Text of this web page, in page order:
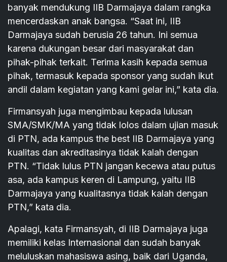
banyak mendukung IIB Darmajaya dalam rangka
mencerdaskan anak bangsa. “Saat ini, IIB
Darmajaya sudah berusia 26 tahun. Ini semua
karena dukungan besar dari masyarakat dan
pihak-pihak terkait. Terima kasih kepada semua
pihak, termasuk kepada sponsor yang sudah ikut
andil dalam kegiatan yang kami gelar ini,” kata dia.
Firmansyah juga mengimbau kepada lulusan
SMA/SMK/MA yang tidak lolos dalam ujian masuk
di PTN, ada kampus the best IIB Darmajaya yang
kualitas dan akreditasinya tidak kalah dengan
PTN. “Tidak lulus PTN jangan kecewa atau putus
asa, ada kampus keren di Lampung, yaitu IIB
Darmajaya yang kualitasnya tidak kalah dengan
PTN,” kata dia.
Apalagi, kata Firmansyah, di IIB Darmajaya juga
memiliki kelas Internasional dan sudah banyak
meluluskan mahasiswa asing, baik dari Uganda,